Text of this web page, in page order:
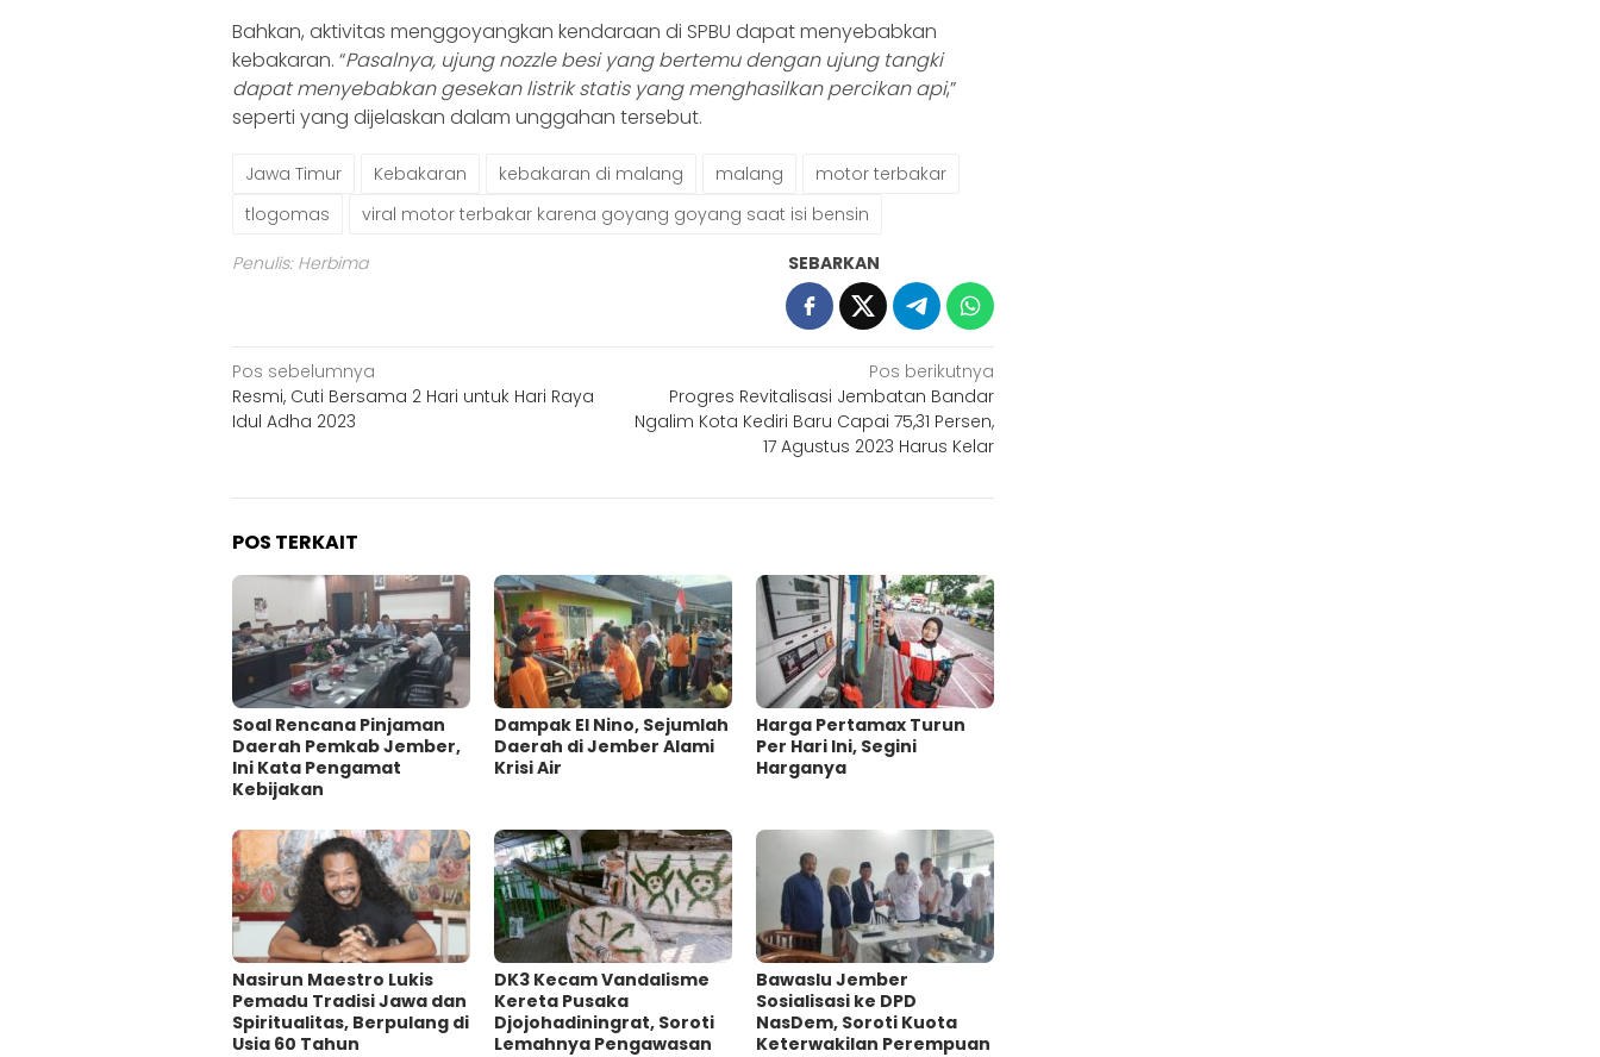
Bahkan, aktivitas menggoyangkan kendaraan di SPBU dapat menyebabkan
kebakaran. “Pasalnya, ujung nozzle besi yang bertemu dengan ujung tangki
dapat menyebabkan gesekan listrik statis yang menghasilkan percikan api,”
seperti yang dijelaskan dalam unggahan tersebut.
Jawa Timur Kebakaran kebakaran di malang malang
motor terbakar
tlogomas
viral motor terbakar karena goyang goyang saat isi bensin
Penulis: Herbima SEBARKAN
Navigasi
pos
Pos sebelumnya
Resmi, Cuti Bersama 2 Hari untuk Hari Raya
Idul Adha 2023
Pos berikutnya
Progres Revitalisasi Jembatan Bandar
Ngalim Kota Kediri Baru Capai 75,31 Persen,
17 Agustus 2023 Harus Kelar
POS TERKAIT
‎Soal Rencana Pinjaman
Daerah Pemkab Jember,
Ini Kata Pengamat
Kebijakan ‎
Dampak El Nino, Sejumlah
Daerah di Jember Alami
Krisi Air
Harga Pertamax Turun
Per Hari Ini, Segini
Harganya
‎Nasirun Maestro Lukis
Pemadu Tradisi Jawa dan
Spiritualitas, Berpulang di
Usia 60 Tahun
DK3 Kecam Vandalisme
Kereta Pusaka
Djojohadiningrat, Soroti
Lemahnya Pengawasan
Bawaslu Jember
Sosialisasi ke DPD
NasDem, Soroti Kuota
Keterwakilan Perempuan